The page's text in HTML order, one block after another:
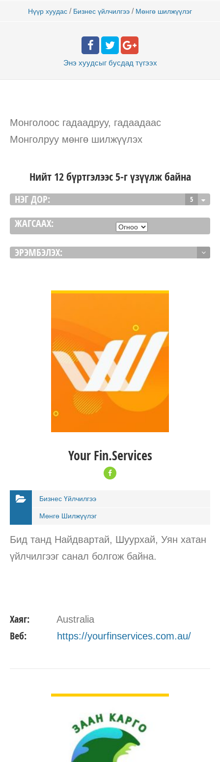
Нүүр хуудас / Бизнес үйлчилгээ / Мөнгө шилжүүлэг
Энэ хуудсыг бусдад түгээх
Монголоос гадаадруу, гадаадаас
Монголруу мөнгө шилжүүлэх
Нийт 12 бүртгэлээс 5-г үзүүлж байна
НЭГ ДОР: 5
ЖАГСААХ:
ЭРЭМБЭЛЭХ:
Your Fin.Services
Бизнес Үйлчилгээ
Мөнгө Шилжүүлэг
Бид танд Найдвартай, Шуурхай, Уян хатан
үйлчилгээг санал болгож байна.
Хаяг: Australia
Веб: https://yourfinservices.com.au/